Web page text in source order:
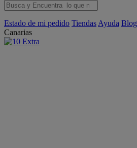
Estado de mi pedido Tiendas Ayuda Blog
Canarias